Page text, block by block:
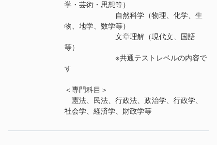
学・芸術・思想等）
自然科学（物理、化学、生
物、地学、数学等）
文章理解（現代文、国語
等）
※共通テストレベルの内容で
す
＜専門科目＞
憲法、民法、行政法、政治学、行政学、
社会学、経済学、財政学等